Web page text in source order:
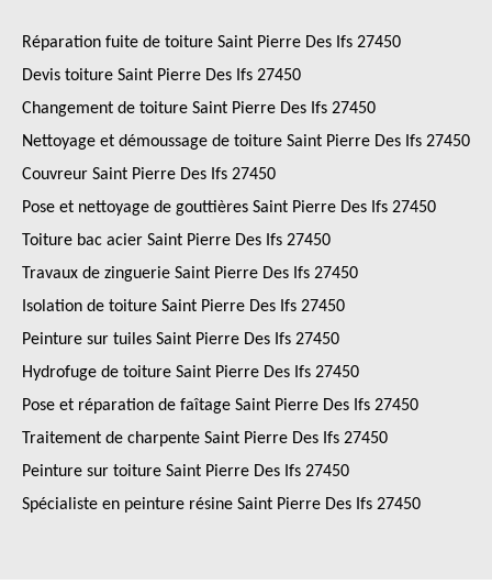
Réparation fuite de toiture Saint Pierre Des Ifs 27450
Devis toiture Saint Pierre Des Ifs 27450
Changement de toiture Saint Pierre Des Ifs 27450
Nettoyage et démoussage de toiture Saint Pierre Des Ifs 27450
Couvreur Saint Pierre Des Ifs 27450
Pose et nettoyage de gouttières Saint Pierre Des Ifs 27450
Toiture bac acier Saint Pierre Des Ifs 27450
Travaux de zinguerie Saint Pierre Des Ifs 27450
Isolation de toiture Saint Pierre Des Ifs 27450
Peinture sur tuiles Saint Pierre Des Ifs 27450
Hydrofuge de toiture Saint Pierre Des Ifs 27450
Pose et réparation de faîtage Saint Pierre Des Ifs 27450
Traitement de charpente Saint Pierre Des Ifs 27450
Peinture sur toiture Saint Pierre Des Ifs 27450
Spécialiste en peinture résine Saint Pierre Des Ifs 27450